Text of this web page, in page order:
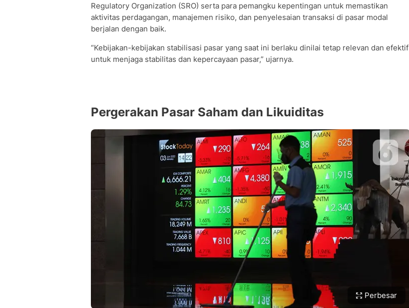
Regulatory Organization (SRO) serta para pemangku kepentingan untuk memastikan
aktivitas perdagangan, manajemen risiko, dan penyelesaian transaksi di pasar modal
berjalan dengan baik.
“Kebijakan-kebijakan stabilisasi pasar yang saat ini berlaku dinilai tetap relevan dan efektif
untuk menjaga stabilitas dan kepercayaan pasar,” ujarnya.
Pergerakan Pasar Saham dan Likuiditas
Perbesar